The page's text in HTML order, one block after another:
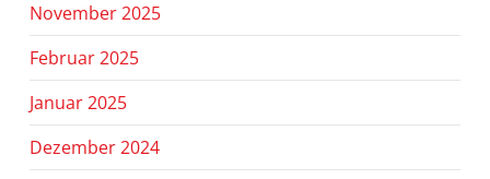
November 2025
Februar 2025
Januar 2025
Dezember 2024